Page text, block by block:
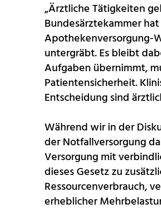
„Ärztliche Tätigkeiten
Bundesärztekammer
Apothekenversorgung-
untergräbt. Es bleibt
Aufgaben übernimmt,
Patientensicherheit.
Entscheidung sind
Während wir in der
der Notfallversorgung
Versorgung mit
dieses Gesetz zu
Ressourcenverbrauch,
erheblicher